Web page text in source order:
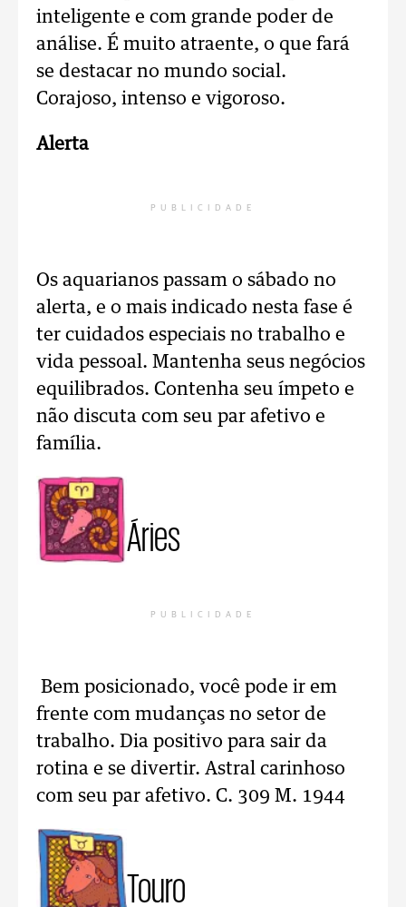
inteligente e com grande poder de
análise. É muito atraente, o que fará
se destacar no mundo social.
Corajoso, intenso e vigoroso.
Alerta
PUBLICIDADE
Os aquarianos passam o sábado no
alerta, e o mais indicado nesta fase é
ter cuidados especiais no trabalho e
vida pessoal. Mantenha seus negócios
equilibrados. Contenha seu ímpeto e
não discuta com seu par afetivo e
família.
Áries
PUBLICIDADE
Bem posicionado, você pode ir em
frente com mudanças no setor de
trabalho. Dia positivo para sair da
rotina e se divertir. Astral carinhoso
com seu par afetivo. C. 309 M. 1944
Touro